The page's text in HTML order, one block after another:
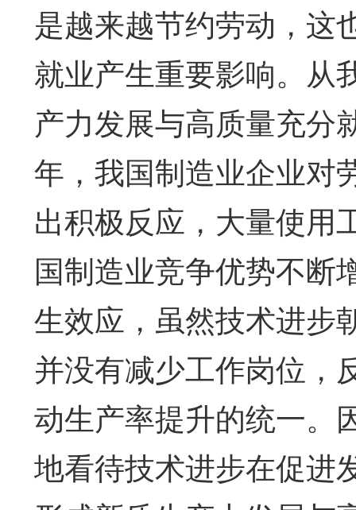
是越来越节约劳动，这
就业产生重要影响。从
产力发展与高质量充分
年，我国制造业企业对
出积极反应，大量使用
国制造业竞争优势不断
生效应，虽然技术进步
并没有减少工作岗位，
动生产率提升的统一。
地看待技术进步在促进